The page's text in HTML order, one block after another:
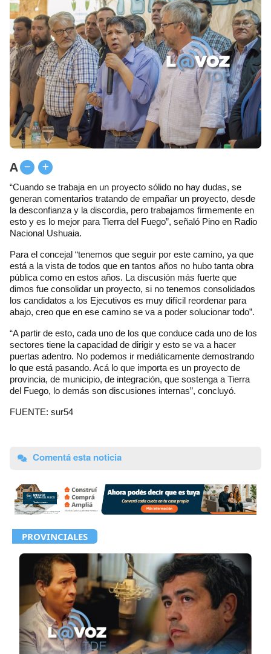
A
“Cuando se trabaja en un proyecto sólido no hay dudas, se
generan comentarios tratando de empañar un proyecto, desde
la desconfianza y la discordia, pero trabajamos firmemente en
esto y es lo mejor para Tierra del Fuego”, señaló Pino en Radio
Nacional Ushuaia.
Para el concejal “tenemos que seguir por este camino, ya que
está a la vista de todos que en tantos años no hubo tanta obra
pública como en estos años. La discusión más fuerte que
dimos fue consolidar un proyecto, si no tenemos consolidados
los candidatos a los Ejecutivos es muy difícil reordenar para
abajo, creo que en ese camino se va a poder solucionar todo”.
“A partir de esto, cada uno de los que conduce cada uno de los
sectores tiene la capacidad de dirigir y esto se va a hacer
puertas adentro. No podemos ir mediáticamente demostrando
lo que está pasando. Acá lo que importa es un proyecto de
provincia, de municipio, de integración, que sostenga a Tierra
del Fuego, lo demás son discusiones internas”, concluyó.
FUENTE: sur54
Comentá esta noticia
PROVINCIALES